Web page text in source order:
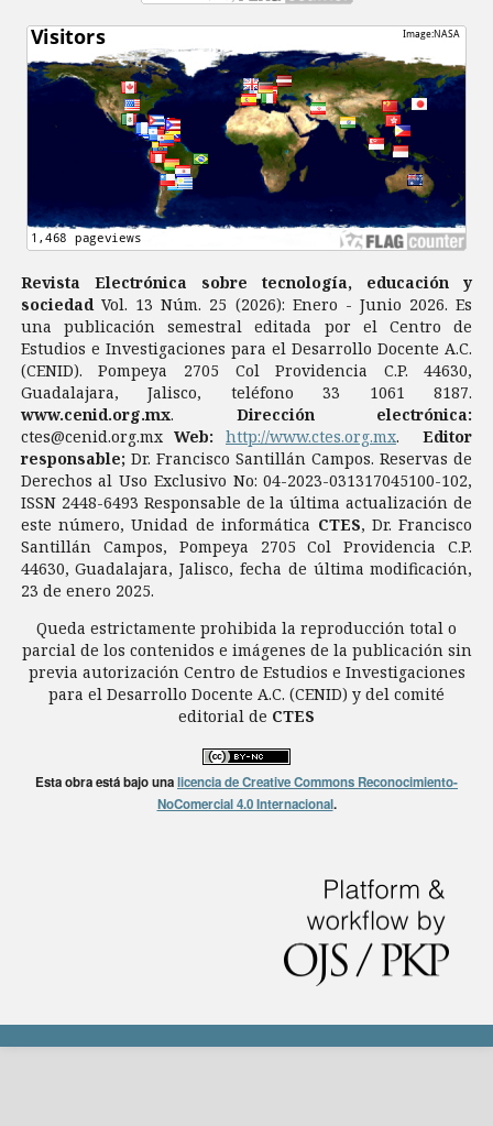
Revista Electrónica sobre tecnología, educación y
sociedad Vol. 13 Núm. 25 (2026): Enero - Junio 2026. Es
una publicación semestral editada por el Centro de
Estudios e Investigaciones para el Desarrollo Docente A.C.
(CENID). Pompeya 2705 Col Providencia C.P. 44630,
Guadalajara, Jalisco, teléfono 33 1061 8187.
www.cenid.org.mx. Dirección electrónica:
ctes@cenid.org.mxWeb: http://www.ctes.org.mx. Editor
responsable; Dr. Francisco Santillán Campos. Reservas de
Derechos al Uso Exclusivo No: 04-2023-031317045100-102,
ISSN 2448-6493 Responsable de la última actualización de
este número, Unidad de informática CTES, Dr. Francisco
Santillán Campos, Pompeya 2705 Col Providencia C.P.
44630, Guadalajara, Jalisco, fecha de última modificación,
23 de enero 2025.
Queda estrictamente prohibida la reproducción total o
parcial de los contenidos e imágenes de la publicación sin
previa autorización Centro de Estudios e Investigaciones
para el Desarrollo Docente A.C. (CENID) y del comité
editorial de CTES
Esta obra está bajo unalicencia de Creative Commons Reconocimiento-
NoComercial 4.0 Internacional.